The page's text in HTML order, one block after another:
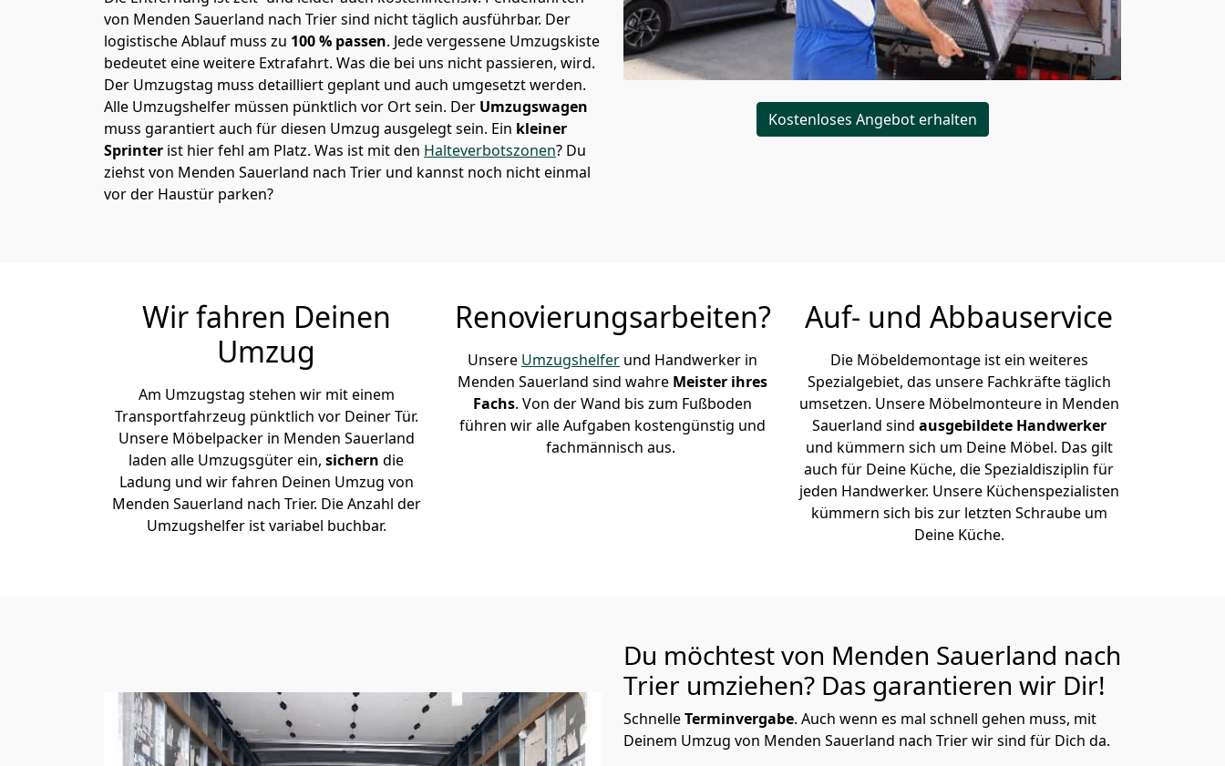
von Menden Sauerland nach Trier sind nicht täglich ausführbar. Der
logistische Ablauf muss zu 100 % passen. Jede vergessene Umzugskiste
bedeutet eine weitere Extrafahrt. Was die bei uns nicht passieren, wird.
Der Umzugstag muss detailliert geplant und auch umgesetzt werden.
Alle Umzugshelfer müssen pünktlich vor Ort sein. Der Umzugswagen
muss garantiert auch für diesen Umzug ausgelegt sein. Ein kleiner
Sprinter ist hier fehl am Platz. Was ist mit den Halteverbotszonen? Du
ziehst von Menden Sauerland nach Trier und kannst noch nicht einmal
vor der Haustür parken?
Kostenloses Angebot erhalten
Wir fahren Deinen
Umzug
Am Umzugstag stehen wir mit einem
Transportfahrzeug pünktlich vor Deiner Tür.
Unsere Möbelpacker in Menden Sauerland
laden alle Umzugsgüter ein, sichern die
Ladung und wir fahren Deinen Umzug von
Menden Sauerland nach Trier. Die Anzahl der
Umzugshelfer ist variabel buchbar.
Renovierungsarbeiten?
Unsere Umzugshelfer und Handwerker in
Menden Sauerland sind wahre Meister ihres
Fachs. Von der Wand bis zum Fußboden
führen wir alle Aufgaben kostengünstig und
fachmännisch aus.
Auf- und Abbauservice
Die Möbeldemontage ist ein weiteres
Spezialgebiet, das unsere Fachkräfte täglich
umsetzen. Unsere Möbelmonteure in Menden
Sauerland sind ausgebildete Handwerker
und kümmern sich um Deine Möbel. Das gilt
auch für Deine Küche, die Spezialdisziplin für
jeden Handwerker. Unsere Küchenspezialisten
kümmern sich bis zur letzten Schraube um
Deine Küche.
Du möchtest von Menden Sauerland nach
Trier umziehen? Das garantieren wir Dir!
SchnelleTerminvergabe. Auch wenn es mal schnell gehen muss, mit
Deinem Umzug von Menden Sauerland nach Trier wir sind für Dich da.